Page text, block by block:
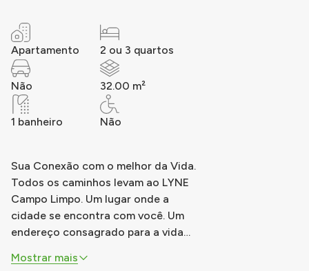
Apartamento 2 ou 3 quartos
Não 32.00 m²
1 banheiro Não
Sua Conexão com o melhor da Vida.
Todos os caminhos levam ao LYNE
Campo Limpo. Um lugar onde a
cidade se encontra com você. Um
endereço consagrado para a vida
para se conectar e morar melhor. Um
Mostrar mais